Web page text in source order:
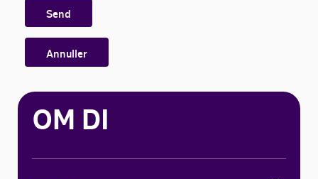
Send
Annuller
OM DI